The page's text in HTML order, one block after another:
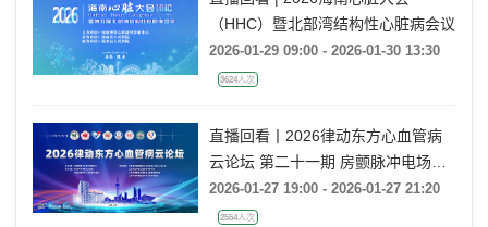
（HHC）暨北部湾结构性心脏病会议
2026-01-29 09:00 - 2026-01-30 13:30
3624人次
直播回看丨2026律动东方心血管病
云论坛 第二十一期 房颤脉冲电场消
融技术研讨
2026-01-27 19:00 - 2026-01-27 21:20
2554人次